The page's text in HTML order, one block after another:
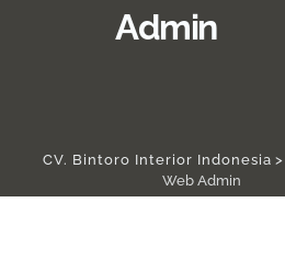
Admin
CV. Bintoro Interior Indonesia >
Web Admin